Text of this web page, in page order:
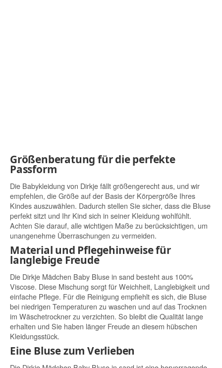
Größenberatung für die perfekte
Passform
Die Babykleidung von Dirkje fällt größengerecht aus, und wir
empfehlen, die Größe auf der Basis der Körpergröße Ihres
Kindes auszuwählen. Dadurch stellen Sie sicher, dass die Bluse
perfekt sitzt und Ihr Kind sich in seiner Kleidung wohlfühlt.
Achten Sie darauf, alle wichtigen Maße zu berücksichtigen, um
unangenehme Überraschungen zu vermeiden.
Material und Pflegehinweise für
langlebige Freude
Die Dirkje Mädchen Baby Bluse in sand besteht aus 100%
Viscose. Diese Mischung sorgt für Weichheit, Langlebigkeit und
einfache Pflege. Für die Reinigung empfiehlt es sich, die Bluse
bei niedrigen Temperaturen zu waschen und auf das Trocknen
im Wäschetrockner zu verzichten. So bleibt die Qualität lange
erhalten und Sie haben länger Freude an diesem hübschen
Kleidungsstück.
Eine Bluse zum Verlieben